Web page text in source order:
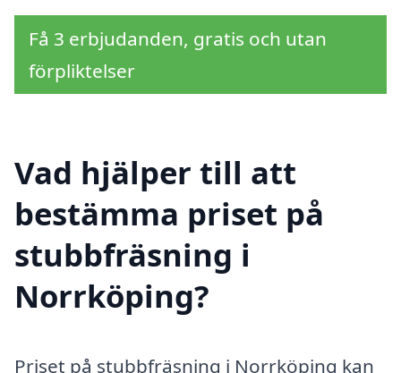
Få 3 erbjudanden, gratis och utan
förpliktelser
Vad hjälper till att
bestämma priset på
stubbfräsning i
Norrköping?
Priset på stubbfräsning i Norrköping kan